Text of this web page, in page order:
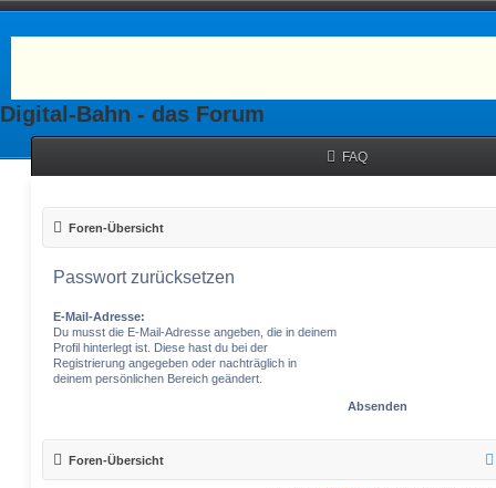
Digital-Bahn - das Forum
FAQ
Foren-Übersicht
Passwort zurücksetzen
E-Mail-Adresse:
Du musst die E-Mail-Adresse angeben, die in deinem
Profil hinterlegt ist. Diese hast du bei der
Registrierung angegeben oder nachträglich in
deinem persönlichen Bereich geändert.
Foren-Übersicht